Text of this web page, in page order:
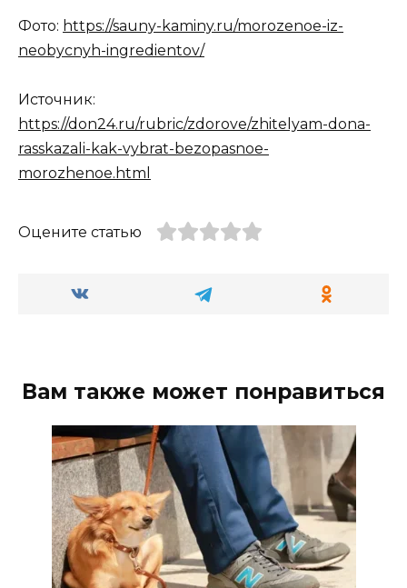
Фото: https://sauny-kaminy.ru/morozenoe-iz-
neobycnyh-ingredientov/
Источник:
https://don24.ru/rubric/zdorove/zhitelyam-dona-
rasskazali-kak-vybrat-bezopasnoe-
morozhenoe.html
Оцените статью
Вам также может понравиться